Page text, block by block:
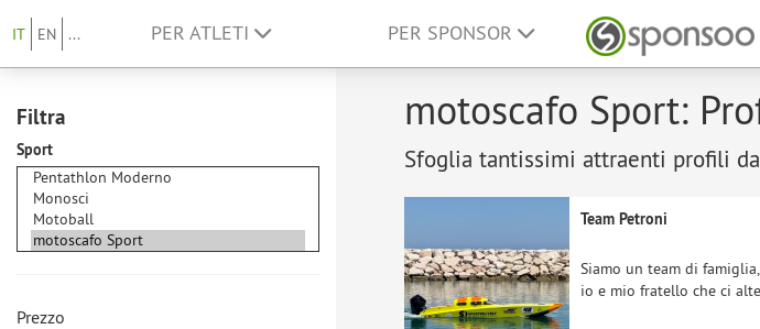
IT EN ... PER ATLETI PER SPONSOR
Filtra
Sport
Prezzo
motoscafo Sport:
Sfoglia tantissimi attraenti profili
Team Petroni
Siamo un team di
io e mio fratello che ci